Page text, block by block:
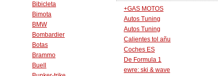
Bibicleta
Bimota
BMW
Bombardier
Botas
Brammo
Buell
+GAS MOTOS
Autos Tuning
Autos Tuning
Calientes tol añu
Coches ES
De Formula 1
ewre: ski & wave